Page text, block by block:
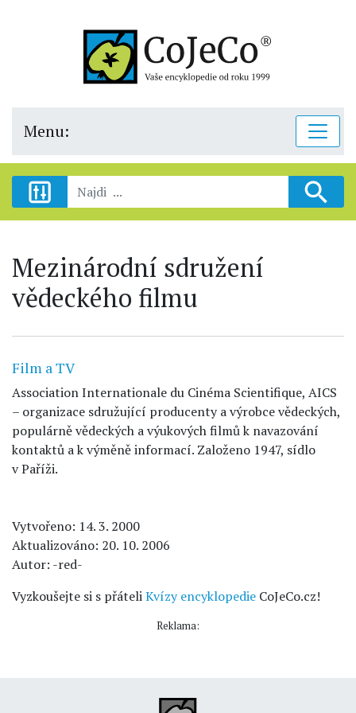
Menu:
Mezinárodní sdružení
vědeckého filmu
Film a TV
Association Internationale du Cinéma Scientifique, AICS
– organizace sdružující producenty a výrobce vědeckých,
populárně vědeckých a výukových filmů k navazování
kontaktů a k výměně informací. Založeno 1947, sídlo
v Paříži.
Vytvořeno: 14. 3. 2000
Aktualizováno: 20. 10. 2006
Autor: -red-
Vyzkoušejte si s přáteliKvízy encyklopedie CoJeCo.cz!
Reklama: